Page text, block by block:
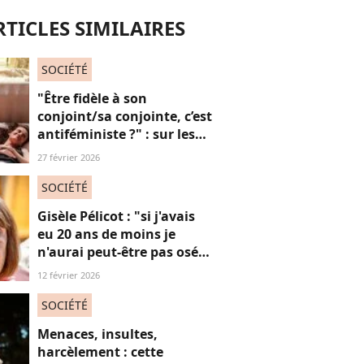
SIMILAIRES
SOCIÉTÉ
"Être fidèle à son
conjoint/sa conjointe, c’est
antiféministe ?" : sur les
réseaux sociaux, cette
27 février 2026
SOCIÉTÉ
Gisèle Pélicot : "si j'avais
eu 20 ans de moins je
n'aurai peut-être pas osé
refuser le huis-clos"
12 février 2026
SOCIÉTÉ
Menaces, insultes,
harcèlement : cette